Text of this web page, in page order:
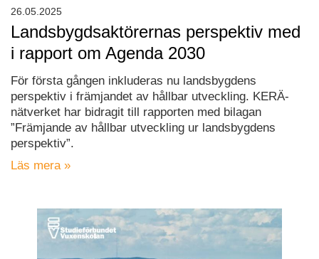
Landsbygdsaktörernas perspektiv med
i rapport om Agenda 2030
För första gången inkluderas nu landsbygdens
perspektiv i främjandet av hållbar utveckling. KERÄ-
nätverket har bidragit till rapporten med bilagan
”Främjande av hållbar utveckling ur landsbygdens
perspektiv”.
Läs mera »
26.05.2025